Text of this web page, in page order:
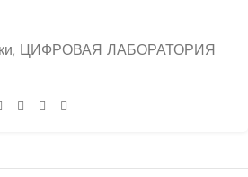
, ЦИФРОВАЯ ЛАБОРАТОРИЯ